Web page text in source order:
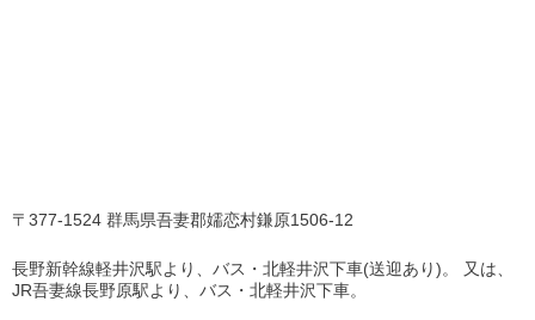
〒377-1524 群馬県吾妻郡嬬恋村鎌原1506-12
長野新幹線軽井沢駅より、バス・北軽井沢下車(送迎あり)。 又は、
JR吾妻線長野原駅より、バス・北軽井沢下車。